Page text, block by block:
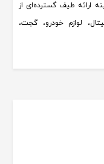
ارائه طیف گسترده‌ای از
لوازم خودرو، گجت،